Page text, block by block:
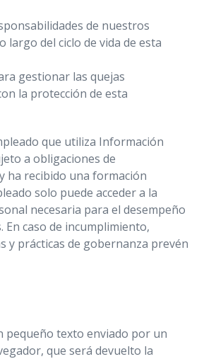
de nuestros
largo del ciclo de vida de esta
gestionar las quejas
la protección de esta
que utiliza Información
a obligaciones de
ha recibido una formación
solo puede acceder a la
necesaria para el desempeño
En caso de incumplimiento,
y prácticas de gobernanza prevén
pequeño texto enviado por un
que será devuelto la